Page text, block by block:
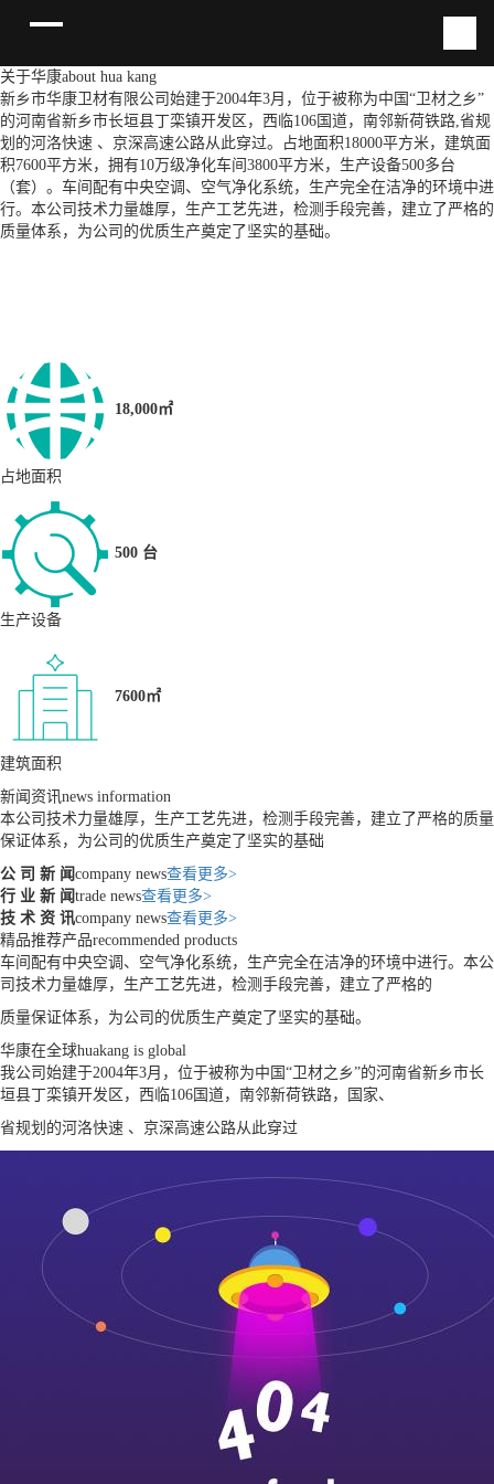
关于华康about hua kang
新乡市华康卫材有限公司始建于2004年3月，位于被称为中国“卫材之乡”
的河南省新乡市长垣县丁栾镇开发区，西临106国道，南邻新荷铁路,省规
划的河洛快速 、京深高速公路从此穿过。占地面积18000平方米，建筑面
积7600平方米，拥有10万级净化车间3800平方米，生产设备500多台
（套）。车间配有中央空调、空气净化系统，生产完全在洁净的环境中进
行。本公司技术力量雄厚，生产工艺先进，检测手段完善，建立了严格的
质量体系，为公司的优质生产奠定了坚实的基础。
18,000㎡
占地面积
500 台
生产设备
7600㎡
建筑面积
新闻资讯news information
本公司技术力量雄厚，生产工艺先进，检测手段完善，建立了严格的质量
保证体系，为公司的优质生产奠定了坚实的基础
公 司 新 闻company news查看更多>
行 业 新 闻trade news查看更多>
技 术 资 讯company news查看更多>
精品推荐产品recommended products
车间配有中央空调、空气净化系统，生产完全在洁净的环境中进行。本公
司技术力量雄厚，生产工艺先进，检测手段完善，建立了严格的
质量保证体系，为公司的优质生产奠定了坚实的基础。
华康在全球huakang is global
我公司始建于2004年3月，位于被称为中国“卫材之乡”的河南省新乡市长
垣县丁栾镇开发区，西临106国道，南邻新荷铁路，国家、
省规划的河洛快速 、京深高速公路从此穿过